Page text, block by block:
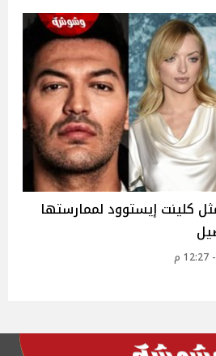
كلينت إيستوود لممارستها